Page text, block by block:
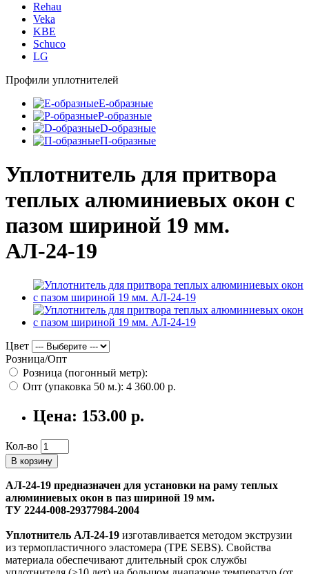
Rehau
Veka
KBE
Schuco
LG
Профили уплотнителей
E-образные
P-образные
D-образные
П-образные
Уплотнитель для притвора
теплых алюминиевых окон с
пазом шириной 19 мм.
АЛ-24-19
Цвет
Розница/Опт
Розница (погонный метр):
Опт (упаковка 50 м.): 4 360.00 р.
Цена: 153.00 р.
Кол-во
В корзину
АЛ-24-19 предназначен для установки на раму теплых
алюминиевых окон в паз шириной 19 мм.
ТУ 2244-008-29377984-2004
Уплотнитель АЛ-24-19 изготавливается методом экструзии
из термопластичного эластомера (TPE SEBS). Свойства
материала обеспечивают длительный срок службы